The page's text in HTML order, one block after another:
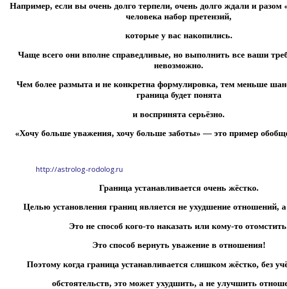
Например, если вы очень долго терпели, очень долго ждали и разом
человека набор претензий,
которые у вас накопились.
Чаще всего они вполне справедливые, но выполнить все ваши
невозможно.
Чем более размыта и не конкретна формулировка, тем меньше
граница будет понята
и воспринята серьёзно.
«Хочу больше уважения, хочу больше заботы» — это пример
http://astrolog-rodolog.ru
Граница устанавливается очень жёстко.
Целью установления границ является не ухудшение отношений,
Это не способ кого-то наказать или кому-то
Это способ вернуть уважение в отношения!
Поэтому когда граница устанавливается слишком жёстко, без
обстоятельств, это может ухудшить, а не улучшить